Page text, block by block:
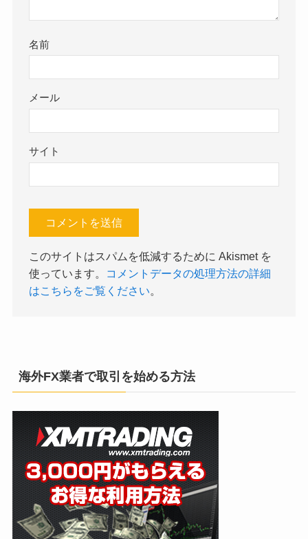
名前
メール
サイト
このサイトはスパムを低減するために Akismet を
使っています。
コメントデータの処理方法の詳細
はこちらをご覧ください。
海外FX業者で取引を始める方法